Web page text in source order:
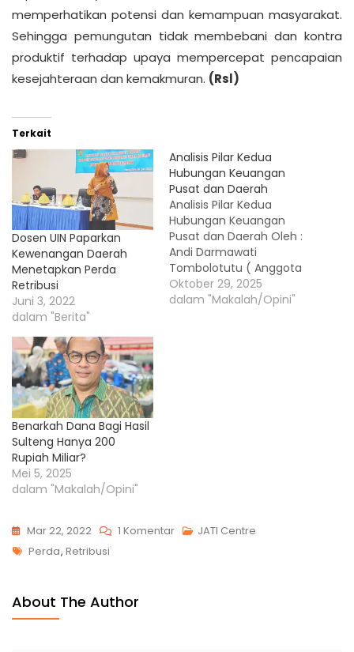
memperhatikan potensi dan kemampuan masyarakat.
Sehingga pemungutan tidak membebani dan kontra
produktif terhadap upaya mempercepat pencapaian
kesejahteraan dan kemakmuran. (Rsl)
Terkait
Dosen UIN Paparkan
Kewenangan Daerah
Menetapkan Perda
Retribusi
Juni 3, 2022
dalam "Berita"
Analisis Pilar Kedua
Hubungan Keuangan
Pusat dan Daerah
Analisis Pilar Kedua
Hubungan Keuangan
Pusat dan Daerah Oleh :
Andi Darmawati
Tombolotutu ( Anggota
Tim Asistensi Pemerintah
Provinsi Sulteng ) JATI
Oktober 29, 2025
dalam "Makalah/Opini"
Benarkah Dana Bagi Hasil
Sulteng Hanya 200
Rupiah Miliar?
Mei 5, 2025
dalam "Makalah/Opini"
Mar 22, 2022 1 Komentar
JATI Centre
Perda, Retribusi
About The Author